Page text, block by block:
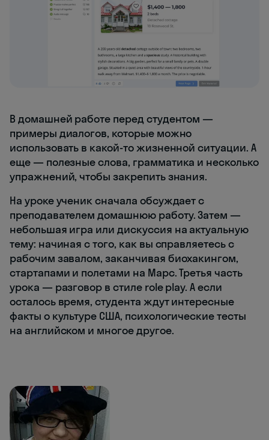
В домашней работе перед студентом —
примеры диалогов, которые можно
использовать в какой-то жизненной ситуации. А
еще — полезные слова, грамматика и несколько
упражнений, чтобы закрепить знания.
На уроке ученик сначала обсуждает с
преподавателем домашнюю работу. Затем —
небольшая игра или дискуссия на актуальную
тему: начиная с того, как вы справляетесь с
рабочим завалом, заканчивая биохакингом,
стартапами и полетами на Марс. Третья часть
урока — разговор в стиле role play. А если
осталось время, студента ждут интересные
факты о культуре США, психологические тесты
на английском и многое другое.